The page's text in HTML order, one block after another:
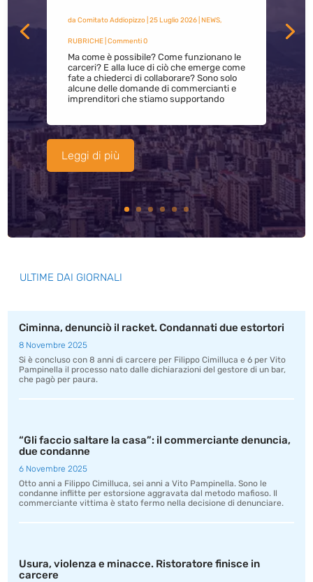
da Comitato Addiopizzo| 25 Luglio 2026| NEWS,
RUBRICHE| Commenti 0
Ma come è possibile? Come funzionano le
carceri? E alla luce di ciò che emerge come
fate a chiederci di collaborare? Sono solo
alcune delle domande di commercianti e
imprenditori che stiamo supportando
Leggi di più
ULTIME DAI GIORNALI
Ciminna, denunciò il racket. Condannati due estortori
8 Novembre 2025
Si è concluso con 8 anni di carcere per Filippo Cimilluca e 6 per Vito
Pampinella il processo nato dalle dichiarazioni del gestore di un bar,
che pagò per paura.
“Gli faccio saltare la casa”: il commerciante denuncia,
due condanne
6 Novembre 2025
Otto anni a Filippo Cimilluca, sei anni a Vito Pampinella. Sono le
condanne inflitte per estorsione aggravata dal metodo mafioso. Il
commerciante vittima è stato fermo nella decisione di denunciare.
Usura, violenza e minacce. Ristoratore finisce in
carcere